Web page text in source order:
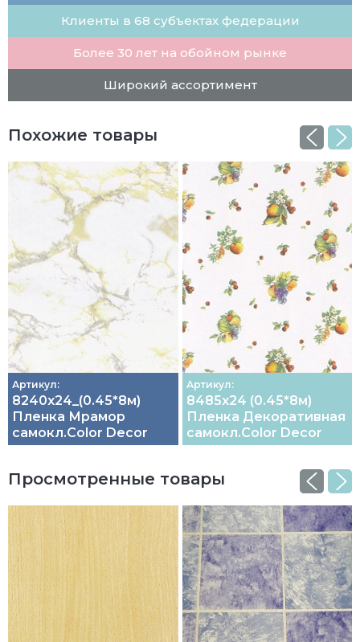
Клиенты в 68 субъектах федерации
Более 30 лет на обойном рынке
Широкий ассортимент
Похожие товары
Артикул:
8240х24_(0.45*8м)
Пленка Мрамор
самокл.Color Decor
Артикул:
8485х24 (0.45*8м)
Пленка Декоративная
самокл.Color Decor
Просмотренные товары